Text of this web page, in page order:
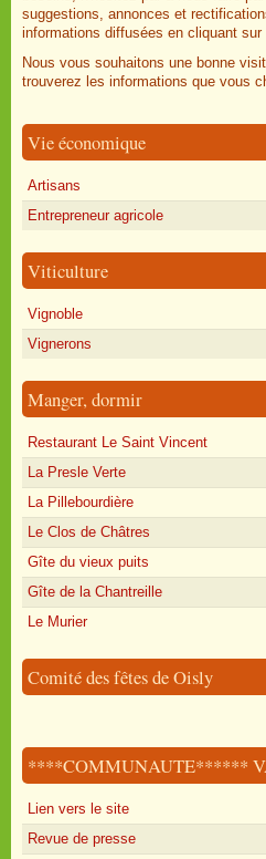
suggestions, annonces et
informations diffusées en cliquant sur
Nous vous souhaitons une bonne
trouverez les informations que vous
Vie économique
Artisans
Entrepreneur agricole
Viticulture
Vignoble
Vignerons
Manger, dormir
Restaurant Le Saint Vincent
La Presle Verte
La Pillebourdière
Le Clos de Châtres
Gîte du vieux puits
Gîte de la Chantreille
Le Murier
Comité des fêtes de Oisly
****COMMUNAUTE******
Lien vers le site
Revue de presse